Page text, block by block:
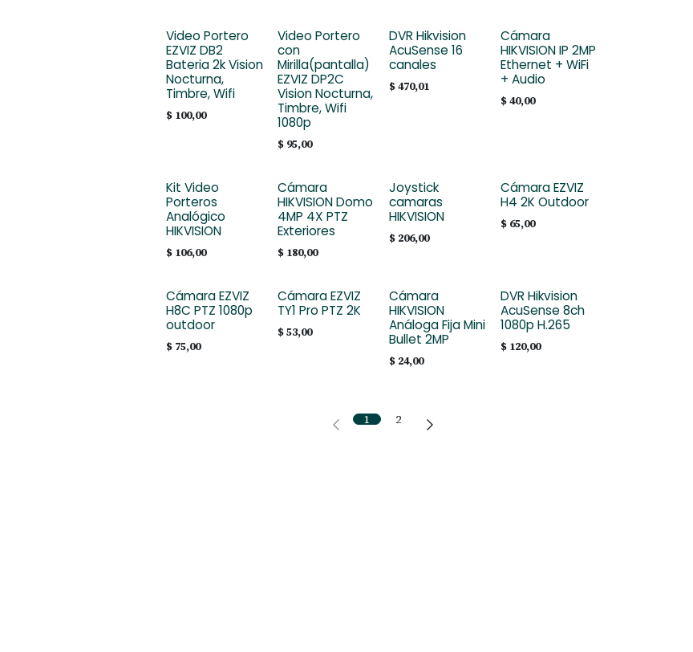
Video Portero
EZVIZ DB2
Bateria 2k Vision
Nocturna,
Timbre, Wifi
$ 100,00
Video Portero
con
Mirilla(pantalla)
EZVIZ DP2C
Vision Nocturna,
Timbre, Wifi
1080p
$ 95,00
DVR Hikvision
AcuSense 16
canales
$470,01
Cámara
HIKVISION IP 2MP
Ethernet + WiFi
+ Audio
$40,00
Kit Video
Porteros
Analógico
HIKVISION
$ 106,00
Cámara
HIKVISION Domo
4MP 4X PTZ
Exteriores
$ 180,00
Joystick
camaras
HIKVISION
$ 206,00
Cámara EZVIZ
H4 2K Outdoor
$ 65,00
Cámara EZVIZ
H8C PTZ 1080p
outdoor
$ 75,00
Cámara EZVIZ
TY1 Pro PTZ 2K
$53,00
Cámara
HIKVISION
Análoga Fija Mini
Bullet 2MP
$ 24,00
DVR Hikvision
AcuSense 8ch
1080p H.265
$ 120,00
1 2